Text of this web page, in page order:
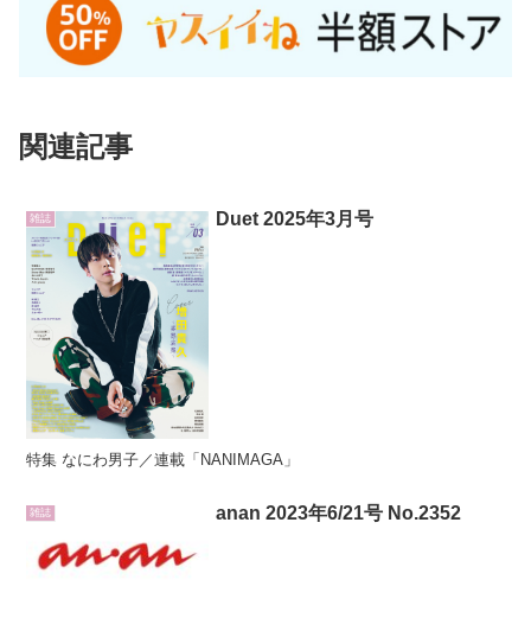
関連記事
雑誌 Duet 2025年3月号
特集 なにわ男子／連載「NANIMAGA」
雑誌 anan 2023年6/21号 No.2352